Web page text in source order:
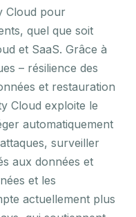
Cloud pour
quel que soit
et SaaS. Grâce à
– résilience des
et restauration
Cloud exploite le
automatiquement
surveiller
aux données et
et les
actuellement plus